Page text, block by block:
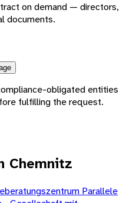
on demand — directors,
documents.
obligated entities
fulfilling the request.
Chemnitz
Parallele